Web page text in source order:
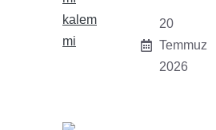
20
Temmuz
2026